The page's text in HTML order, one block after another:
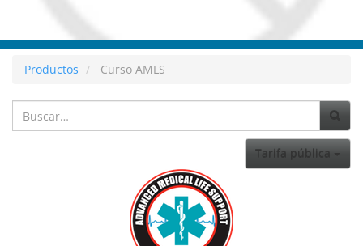
Productos Curso AMLS
Tarifa pública